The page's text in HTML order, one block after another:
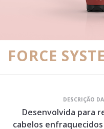
FORCE
DESCRIÇÃO
Desenvolvida para
cabelos